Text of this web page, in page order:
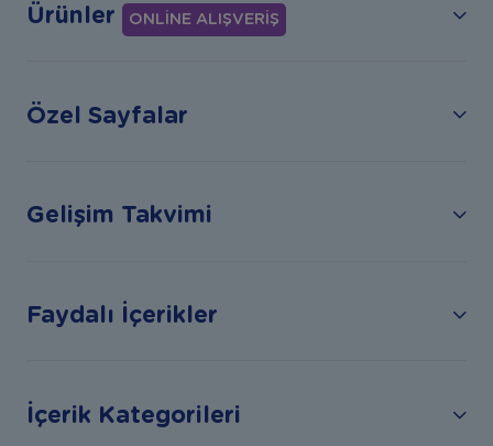
Ürünler ONLİNE ALIŞVERİŞ
Özel Sayfalar
Gelişim Takvimi
Faydalı İçerikler
İçerik Kategorileri